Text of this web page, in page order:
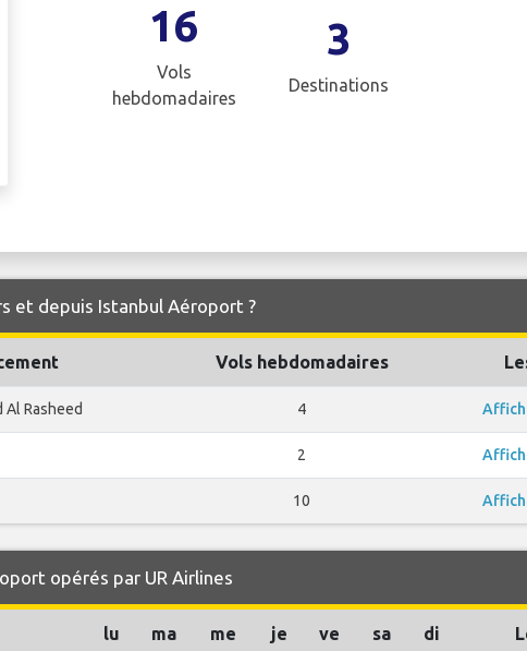
16
Vols
hebdomadaires
3
Destinations
et depuis Istanbul Aéroport ?
Vols hebdomadaires
Al Rasheed 4
2
10
opérés par UR Airlines
lu ma me je ve sa di